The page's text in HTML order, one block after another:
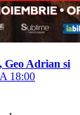
Geo Adrian si
18:00